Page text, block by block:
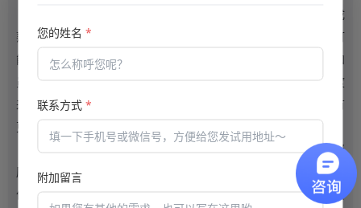
的使用中，它的成熟性也包括监考的成
熟性，如果是一个系统只能进行培训，考试之时员工有作弊的可
能，也就让它的培训质量跟着下降。特别是很多企业把这种考试和
员工的待遇挂钩，这样也就失去了企业的公平性，所以从这个角度
来说，也需要让它有更好的成熟性，但是这也需要让系统服务商有
更好的能力，否则想要在成熟性上有所提高，也是不可能的。
企业在选择
的时候，首先就要看系统服务商的资
历，因为老牌服务商在长期的服务中，首先是能对系统进行更好的
优化，优化之下，也就能让系统成熟性提高，而且老牌服务商也会
您的姓名*
联系方式*
附加留言